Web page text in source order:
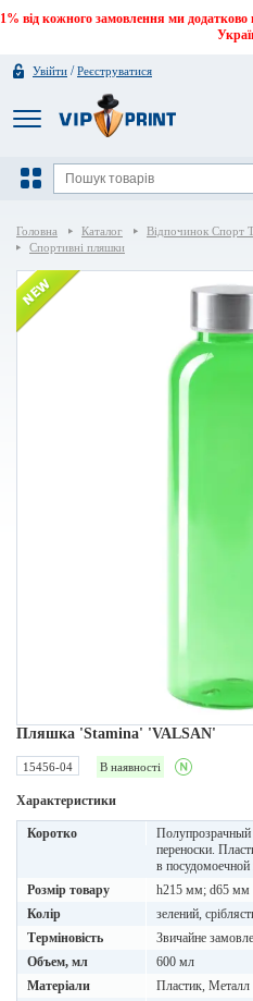
1% від кожного замовлення ми
Увійти /Реєструватися
Головна Каталог Відпочинок Спорт
Спортивні пляшки
Пляшка 'Stamina' 'VALSAN'
15456-04 В наявності
Характеристики
Коротко
Полупрозрачный
переноски.
в
Розмір товару
h215 мм; d65 мм
Колір
зелений,
Терміновість
Звичайне
Объем, мл
600 мл
Матеріали
Пластик, Металл